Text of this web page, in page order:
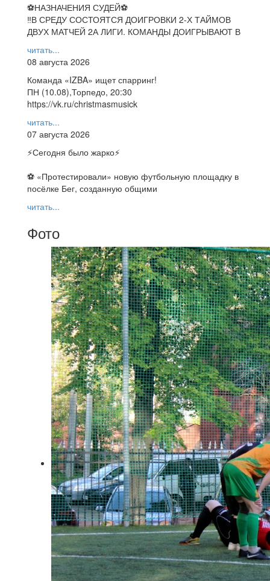
⚽НАЗНАЧЕНИЯ СУДЕЙ⚽
‼В СРЕДУ СОСТОЯТСЯ ДОИГРОВКИ 2-Х ТАЙМОВ
ДВУХ МАТЧЕЙ 2А ЛИГИ. КОМАНДЫ ДОИГРЫВАЮТ В
читать...
08 августа 2026
Команда «IZBA» ищет спарринг!
ПН (10.08),Торпедо, 20:30
https://vk.ru/christmasmusick
читать...
07 августа 2026
⚡️Сегодня было жарко⚡️
⚽ ️«Протестировали» новую футбольную площадку в
посёлке Бег, созданную общими
читать...
Фото